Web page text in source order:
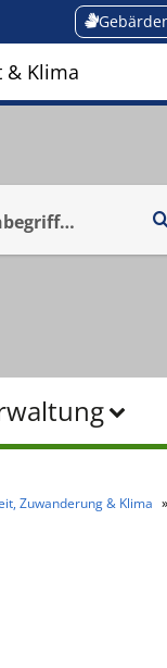
& Klima
Zuwanderung & Klima